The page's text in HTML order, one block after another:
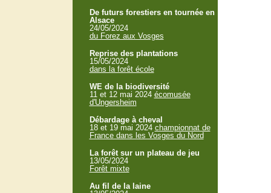
De futurs forestiers en tournée en
Alsace
24/05/2024
du Forez aux Vosges
Reprise des plantations
15/05/2024
dans la forêt école
WE de la biodiversité
11 et 12 mai 2024 écomusée
d'Ungersheim
Débardage à cheval
18 et 19 mai 2024 championnat de
France dans les Vosges du Nord
La forêt sur un plateau de jeu
13/05/2024
Forêt mixte
Au fil de la laine